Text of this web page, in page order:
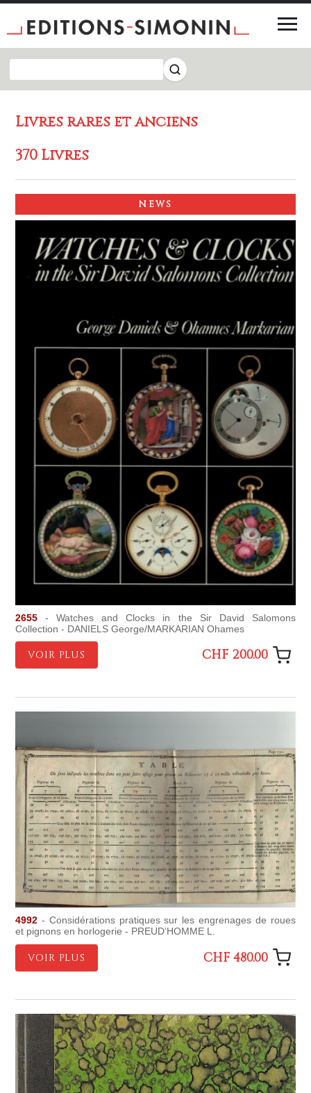
Livres rares et anciens
370 Livres
2655 - Watches and Clocks in the Sir David Salomons
Collection - DANIELS George/MARKARIAN Ohames
VOIR PLUS CHF 200.00
4992 - Considérations pratiques sur les engrenages de roues
et pignons en horlogerie - PREUD’HOMME L.
VOIR PLUS CHF 480.00